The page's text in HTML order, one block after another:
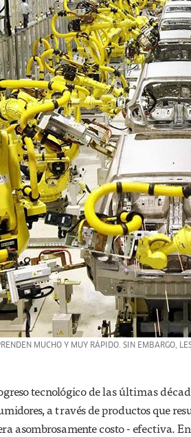
MUCHO Y MUY RÁPIDO. SIN EMBARGO,
tecnológico de las últimas
a través de productos que
asombrosamente costo - efectiva.